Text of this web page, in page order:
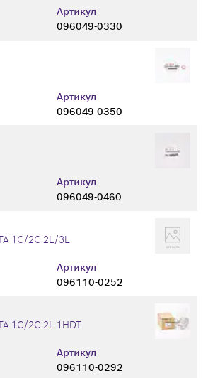
Артикул
096049-0330
Артикул
096049-0350
Артикул
096049-0460
Артикул
096110-0252
1C/2C 2L/3L
Артикул
096110-0292
1C/2C 2L 1HDT